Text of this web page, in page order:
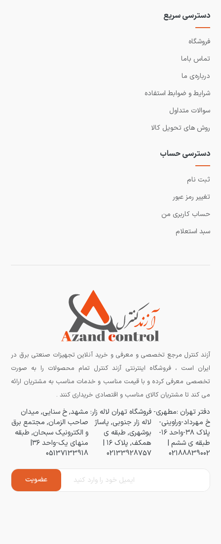
دسترسی سریع
فروشگاه
تماس باما
درباره‌ی ما
شرایط و ضوابط استفاده
سوالات متداول
روش های تحویل کالا
دسترسی حساب
ثبت نام
تغییر رمز عبور
حساب کاربری من
سبد استعلام
آزند کنترل مرجع تخصصی و معرفی و خرید آنلاین تجهیزات صنعتی برق در
ایران است ، فروشگاه اینترنتی آزند کنترل تمام محصولات را به صورت
تخصصی معرفی کرده و با قیمت مناسب و خدمات مناسب به مشتریان ارائه
می کند تا مشتریان کالای مناسب و اقتصادی خریداری کنند .
دفتر تهران :مطهری-
خ مهرداد-وراوینی-
پلاک ۳۸-واحد ۱۶-
طبقه ی ششم |
02188839002
فروشگاه تهران لاله زار:
لاله زار جنوبی, پاساژ
بوشهری, طبقه ی
همکف, پلاک ۱۶ |
02133928757
مشهد, خ سنایی, میدان
صاحب الزمان, مجتمع برق
و الکترونیک سبحان, طبقه
منهای یک-واحد ۳۶|
05137133918